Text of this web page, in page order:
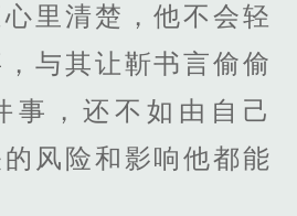
里清楚，他不会轻
与其让靳书言偷偷
事，还不如由自己
风险和影响他都能